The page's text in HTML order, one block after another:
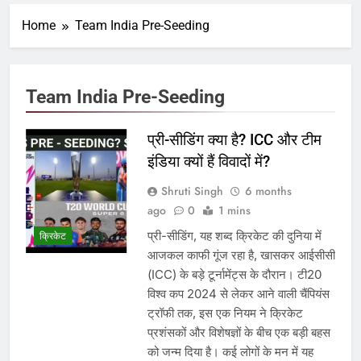
Home Team India Pre-Seeding
Team India Pre-Seeding
क्रिकेट
प्री-सीडिंग क्या है? ICC और टीम
इंडिया क्यों हैं विवादों में?
Shruti Singh
6 months
ago
0 1 mins
प्री-सीडिंग, यह शब्द क्रिकेट की दुनिया में
आजकल काफी गूंज रहा है, खासकर आईसीसी
(ICC) के बड़े टूर्नामेंट्स के दौरान। टी20
विश्व कप 2024 से लेकर आने वाली चैंपियंस
ट्रॉफी तक, इस एक नियम ने क्रिकेट
प्रशंसकों और विशेषज्ञों के बीच एक बड़ी बहस
को जन्म दिया है। कई लोगों के मन में यह